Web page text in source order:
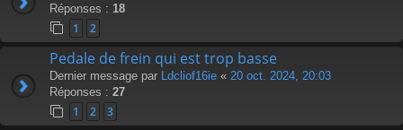
Réponses : 18
1 2
Pedale de frein qui est trop basse
Dernier message par Ldcliof16ie « 20 oct. 2024, 20:03
Réponses : 27
1 2 3